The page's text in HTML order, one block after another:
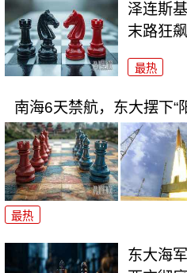
泽连斯
末路狂飙
最热
南海6天禁航，东大摆下“
最热
东大海